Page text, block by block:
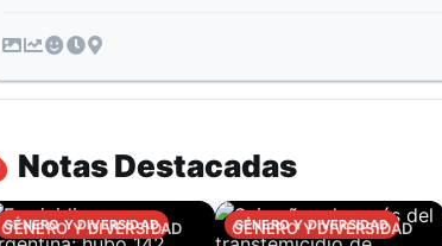
Notas Destacadas
GÉNERO Y DIVERSIDAD
GÉNERO Y DIVERSIDAD GÉNERO Y DIVERSIDAD
GÉNERO Y DIVERSIDAD